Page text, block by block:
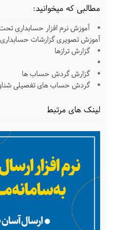
مطالبی که میخوانید:
آموزش نرم افزار حسابداری
آموزش تصویری گزارشات حسابداری
گزارش ترازها
گزارش گردش حساب ها
گردش حساب های تفصیلی
لینک های مرتبط